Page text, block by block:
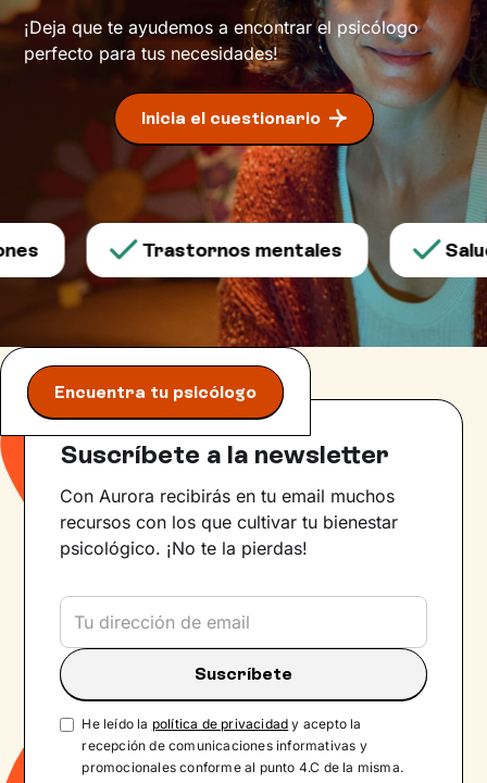
¡Deja que te ayudemos a encontrar el psicólogo
perfecto para tus necesidades!
Inicia el cuestionario
Trastornos mentales
Encuentra tu psicólogo
Suscríbete a la newsletter
Con Aurora recibirás en tu email muchos
recursos con los que cultivar tu bienestar
psicológico. ¡No te la pierdas!
He leído la política de privacidad y acepto la
recepción de comunicaciones informativas y
promocionales conforme al punto 4.C de la misma.